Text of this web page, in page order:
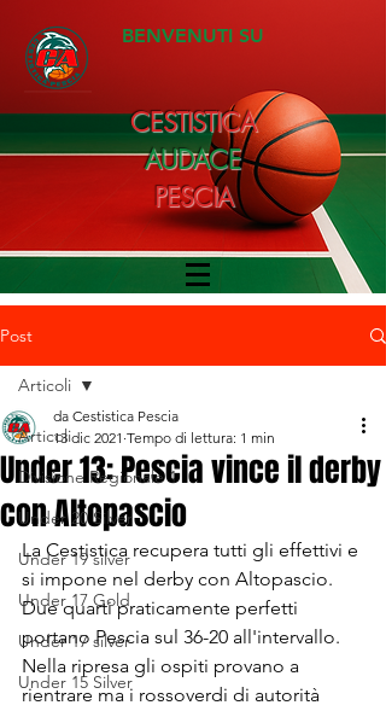
BENVENUTI SU
CESTISTICA
AUDACE
PESCIA
Post
Articoli
Divisione Regionale 1
Under 20 Silver
Under 19 silver
Under 17 Gold
Under 17 silver
Under 15 Silver
Articoli
Under 13: Pescia vince il derby
con Altopascio
da Cestistica Pescia
13 dic 2021 Tempo di lettura: 1 min
La Cestistica recupera tutti gli effettivi e
si impone nel derby con Altopascio.
Due quarti praticamente perfetti
portano Pescia sul 36-20 all'intervallo.
Nella ripresa gli ospiti provano a
rientrare ma i rossoverdi di autorità